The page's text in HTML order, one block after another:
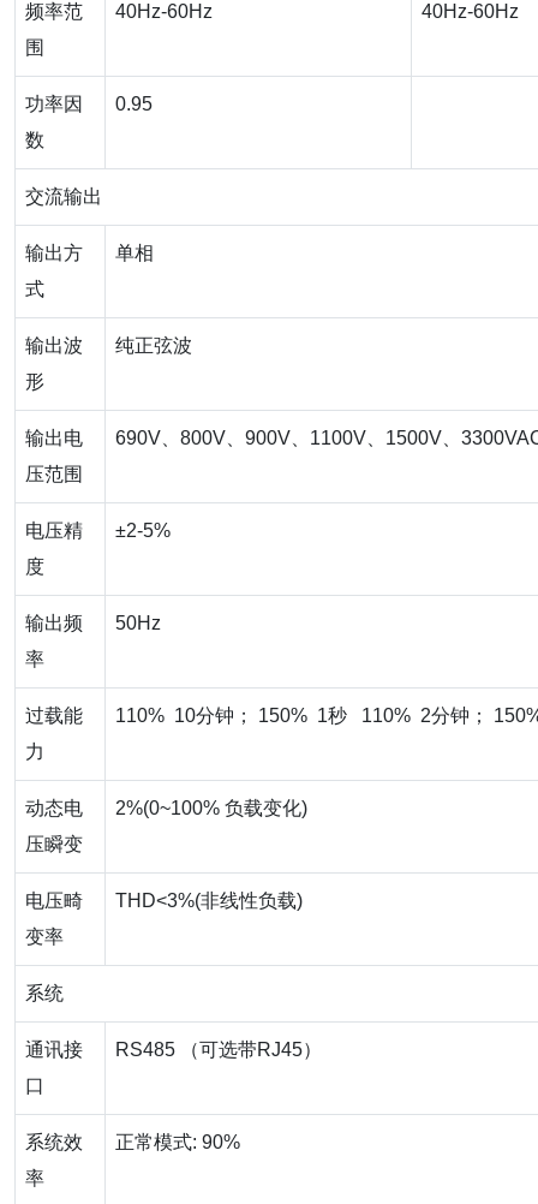
频率范
围
40Hz-60Hz 40Hz-60Hz
功率因
数
0.95
交流输出
输出方
式
单相
输出波
形
纯正弦波
输出电
压范围
690V、800V、900V、1100V、1500V、
电压精
度
±2-5%
输出频
率
50Hz
过载能
力
110% 10分钟； 150% 1秒 110% 2分钟；
动态电
压瞬变
2%(0~100% 负载变化)
电压畸
变率
THD<3%(非线性负载)
系统
通讯接
口
RS485 （可选带RJ45）
系统效
率
正常模式: 90%